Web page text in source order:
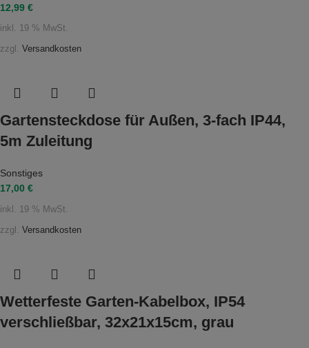
12,99 €
inkl. 19 % MwSt.
zzgl. Versandkosten
Gartensteckdose für Außen, 3-fach IP44,
5m Zuleitung
Sonstiges
17,00 €
inkl. 19 % MwSt.
zzgl. Versandkosten
Wetterfeste Garten-Kabelbox, IP54
verschließbar, 32x21x15cm, grau